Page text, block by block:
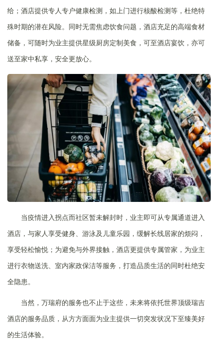
给；酒店提供专人专户健康检测，如上门进行核酸检测等，杜绝特
殊时期的潜在风险。同时无需焦虑饮食问题，酒店充足的高端食材
储备，可随时为业主提供星级厨房定制美食，可至酒店宴饮，亦可
送至家中私享，安全更放心。
当疫情进入拐点而社区暂未解封时，业主即可从专属通道进入
酒店，与家人享受健身、游泳及儿童乐园，缓解长线居家的烦闷，
享受轻松愉悦；为避免与外界接触，酒店更提供专属管家，为业主
进行衣物送洗、室内家政保洁等服务，打造品质生活的同时杜绝安
全隐患。
当然，万瑞府的服务也不止于这些，未来将依托世界顶级瑞吉
酒店的服务品质，从方方面面为业主提供一切突发状况下至臻美好
的生活体验。